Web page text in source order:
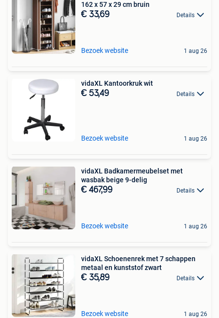
162 x 57 x 29 cm bruin
€ 33,69 Details
Bezoek website 1 aug 26
vidaXL Kantoorkruk wit
€ 53,49 Details
Bezoek website 1 aug 26
vidaXL Badkamermeubelset met
wasbak beige 9-delig
€ 467,99 Details
Bezoek website 1 aug 26
vidaXL Schoenenrek met 7 schappen
metaal en kunststof zwart
€ 35,89 Details
Bezoek website 1 aug 26